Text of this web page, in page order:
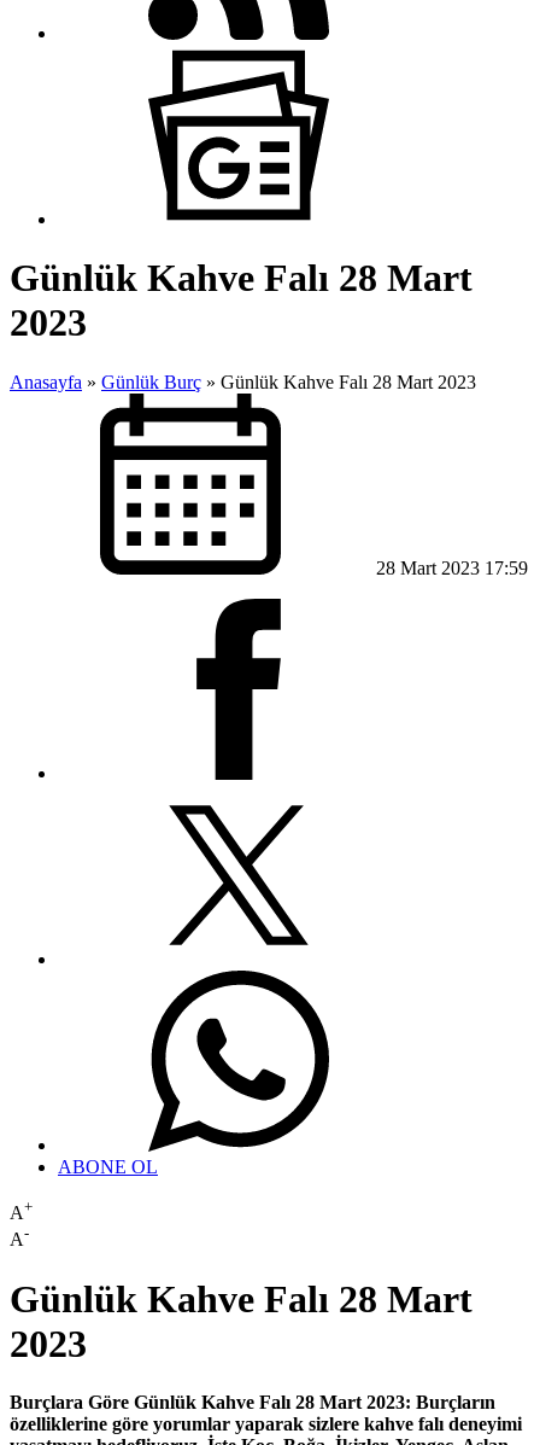
Günlük Kahve Falı 28 Mart
2023
Anasayfa » Günlük Burç » Günlük Kahve Falı 28 Mart 2023
28 Mart 2023 17:59
ABONE OL
A+
A-
Günlük Kahve Falı 28 Mart
2023
Burçlara Göre Günlük Kahve Falı 28 Mart 2023: Burçların
özelliklerine göre yorumlar yaparak sizlere kahve falı deneyimi